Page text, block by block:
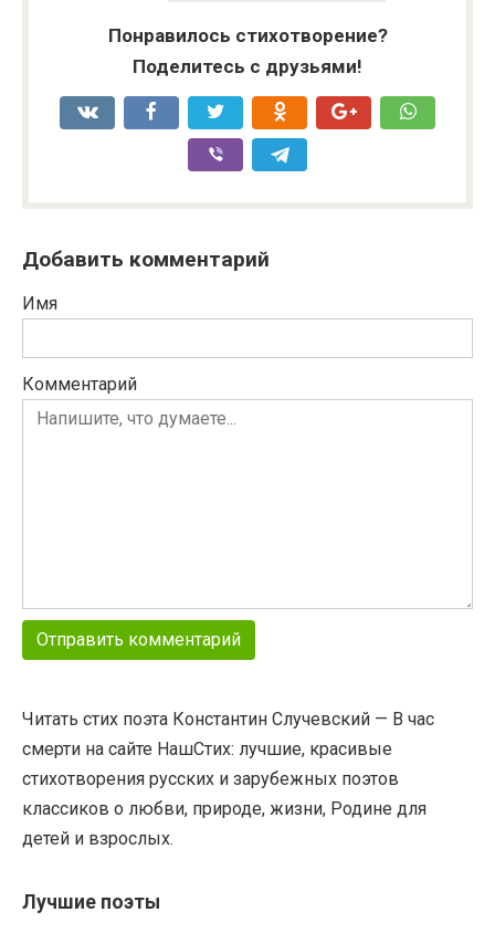
Понравилось стихотворение?
Поделитесь с друзьями!
Добавить комментарий
Имя
Комментарий
Читать стих поэта Константин Случевский — В час
смерти на сайте НашСтих: лучшие, красивые
стихотворения русских и зарубежных поэтов
классиков о любви, природе, жизни, Родине для
детей и взрослых.
Лучшие поэты